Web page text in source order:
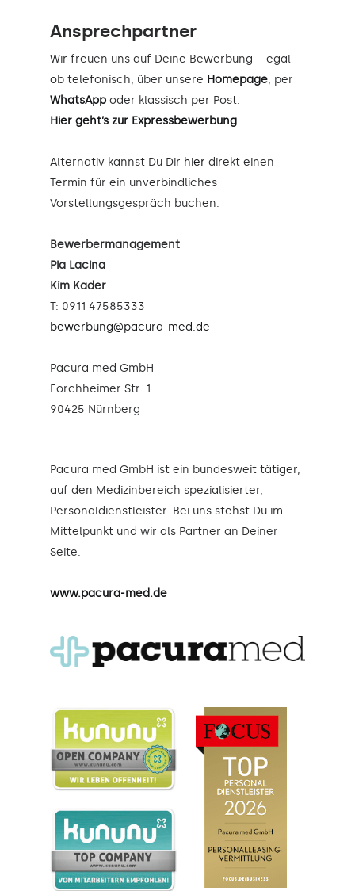
Ansprechpartner
Wir freuen uns auf Deine Bewerbung – egal
ob telefonisch, über unsere Homepage, per
WhatsApp oder klassisch per Post.
Hier geht’s zur Expressbewerbung
Alternativ kannst Du Dir hier direkt einen
Termin für ein unverbindliches
Vorstellungsgespräch buchen.
Bewerbermanagement
Pia Lacina
Kim Kader
T: 0911 47585333
bewerbung@pacura-med.de
Pacura med GmbH
Forchheimer Str. 1
90425 Nürnberg
Pacura med GmbH ist ein bundesweit tätiger,
auf den Medizinbereich spezialisierter,
Personaldienstleister. Bei uns stehst Du im
Mittelpunkt und wir als Partner an Deiner
Seite.
www.pacura-med.de